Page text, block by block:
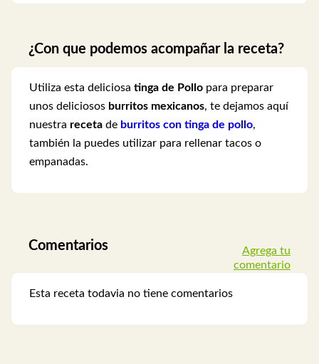
¿Con que podemos acompañar la receta?
Utiliza esta deliciosa tinga de Pollo para preparar
unos deliciosos burritos mexicanos, te dejamos aquí
nuestra receta de burritos con tinga de pollo,
también la puedes utilizar para rellenar tacos o
empanadas.
Comentarios
Agrega tu
comentario
Esta receta todavia no tiene comentarios